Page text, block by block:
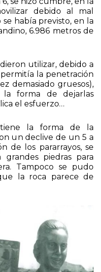
se hizo cumbre, en la
debido al mal
había previsto, en la
utilizar, debido a
la penetración
demasiado gruesos),
la forma de dejarlas
la forma de la
un declive de un 5 a
de los pararrayos, se
piedras para
Tampoco se pudo
la roca parece de